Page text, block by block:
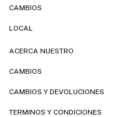
CAMBIOS
LOCAL
ACERCA NUESTRO
CAMBIOS
CAMBIOS Y DEVOLUCIONES
TERMINOS Y CONDICIONES